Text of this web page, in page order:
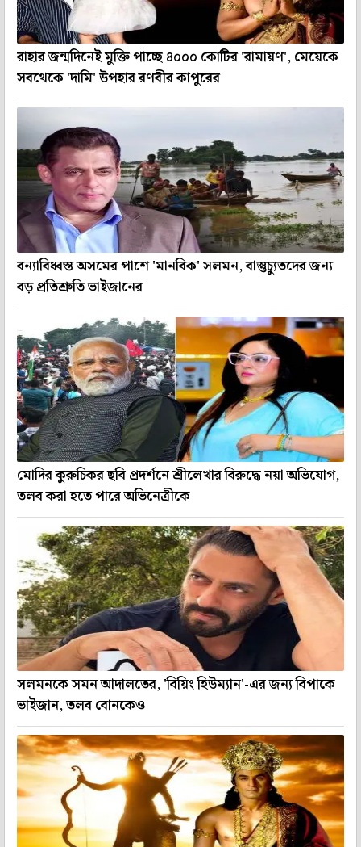
রাহার জন্মদিনেই মুক্তি পাচ্ছে ৪০০০ কোটির 'রামায়ণ', মেয়েকে
সবথেকে 'দামি' উপহার রণবীর কাপুরের
বন্যাবিধ্বস্ত অসমের পাশে 'মানবিক' সলমন, বাস্তুচ্যুতদের জন্য
বড় প্রতিশ্রুতি ভাইজানের
মোদির কুরুচিকর ছবি প্রদর্শনে শ্রীলেখার বিরুদ্ধে নয়া অভিযোগ,
তলব করা হতে পারে অভিনেত্রীকে
সলমনকে সমন আদালতের, 'বিয়িং হিউম্যান'-এর জন্য বিপাকে
ভাইজান, তলব বোনকেও